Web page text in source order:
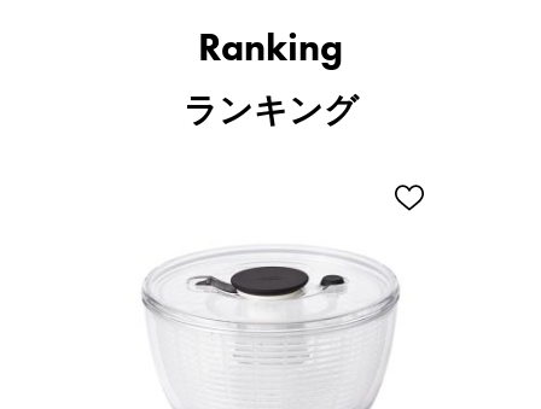
Ranking
ランキング